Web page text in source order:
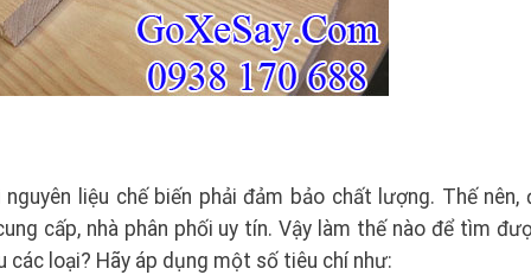
liệu chế biến phải đảm bảo chất lượng. Thế nên,
cấp, nhà phân phối uy tín. Vậy làm thế nào để tìm
các loại? Hãy áp dụng một số tiêu chí như: